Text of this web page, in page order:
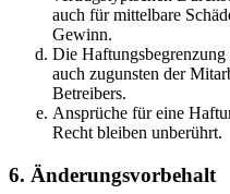
auch für mittelbare
Gewinn.
Die
auch zugunsten der
Betreibers.
Ansprüche für eine
Recht bleiben unberührt.
6. Änderungsvorbehalt